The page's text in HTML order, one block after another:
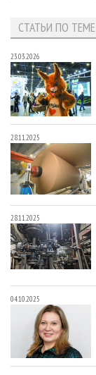
СТАТЬИ ПО ТЕМЕ
23.03.2026
28.11.2025
28.11.2025
04.10.2025